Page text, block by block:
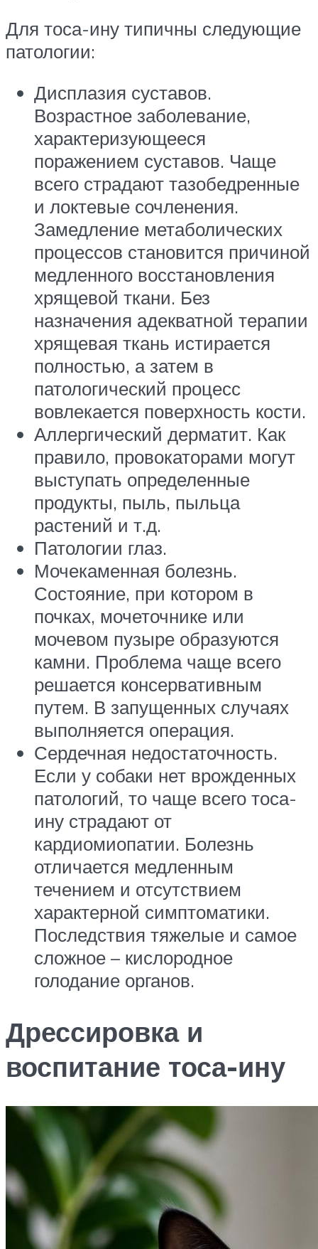
Для тоса-ину типичны следующие
патологии:
Дисплазия суставов.
Возрастное заболевание,
характеризующееся
поражением суставов. Чаще
всего страдают тазобедренные
и локтевые сочленения.
Замедление метаболических
процессов становится причиной
медленного восстановления
хрящевой ткани. Без
назначения адекватной терапии
хрящевая ткань истирается
полностью, а затем в
патологический процесс
вовлекается поверхность кости.
Аллергический дерматит. Как
правило, провокаторами могут
выступать определенные
продукты, пыль, пыльца
растений и т.д.
Патологии глаз.
Мочекаменная болезнь.
Состояние, при котором в
почках, мочеточнике или
мочевом пузыре образуются
камни. Проблема чаще всего
решается консервативным
путем. В запущенных случаях
выполняется операция.
Сердечная недостаточность.
Если у собаки нет врожденных
патологий, то чаще всего тоса-
ину страдают от
кардиомиопатии. Болезнь
отличается медленным
течением и отсутствием
характерной симптоматики.
Последствия тяжелые и самое
сложное – кислородное
голодание органов.
Дрессировка и
воспитание тоса-ину